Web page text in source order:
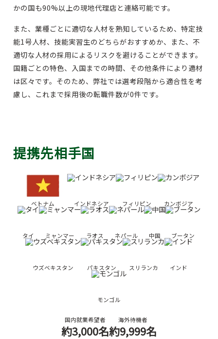
かの国も90%以上の現地代理店と連絡可能です。
また、業種ごとに適切な人材を熟知しているため、特定技
能1号人材、技能実習生のどちらがおすすめか、また、不
適切な人材の採用によるリスクを避けることができます。
国籍ごとの特色、入国までの時間、その他条件により適材
は区々です。そのため、弊社では選考段階から適合性を考
慮し、これまで採用後の転職件数が0件です。
提携先相手国
ベトナム インドネシア フィリピン カンボジア
タイ ミャンマー ラオス ネパール 中国 ブータン
ウズベキスタン パキスタン スリランカ インド
モンゴル
国内就業希望者
約3,000名
海外待機者
約9,999名